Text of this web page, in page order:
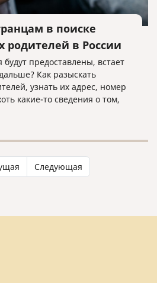
в поиске
родителей в России
предоставлены, встает
Как разыскать
узнать их адрес, номер
какие-то сведения о том,
Следующая